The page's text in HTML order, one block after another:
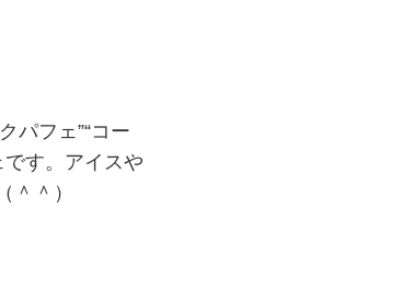
パフェ”“コー
です。アイスや
＾）